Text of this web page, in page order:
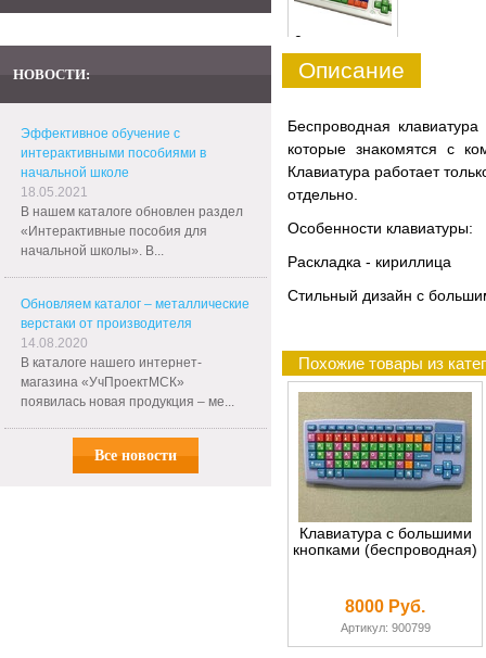
НОВОСТИ:
Эффективное обучение с
интерактивными пособиями в
начальной школе
18.05.2021
В нашем каталоге обновлен раздел
«Интерактивные пособия для
начальной школы». В...
Обновляем каталог – металлические
верстаки от производителя
14.08.2020
В каталоге нашего интернет-
магазина «УчПроектМСК»
появилась новая продукция – ме...
Все новости
0
Описание
Беспроводная
которые знакомятся с
Клавиатура работает
отдельно.
Особенности клавиатуры:
Раскладка - кириллица
Стильный дизайн с
Похожие товары из
Клавиатура с большими
кнопками (беспроводная)
8000 Руб.
Артикул: 900799